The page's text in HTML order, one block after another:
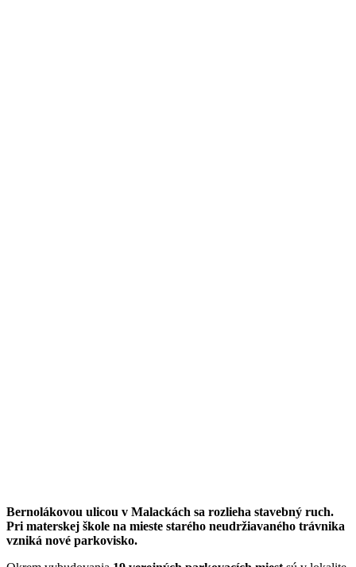
Bernolákovou ulicou v Malackách sa rozlieha stavebný ruch.
Pri materskej škole na mieste starého neudržiavaného trávnika
vzniká nové parkovisko.